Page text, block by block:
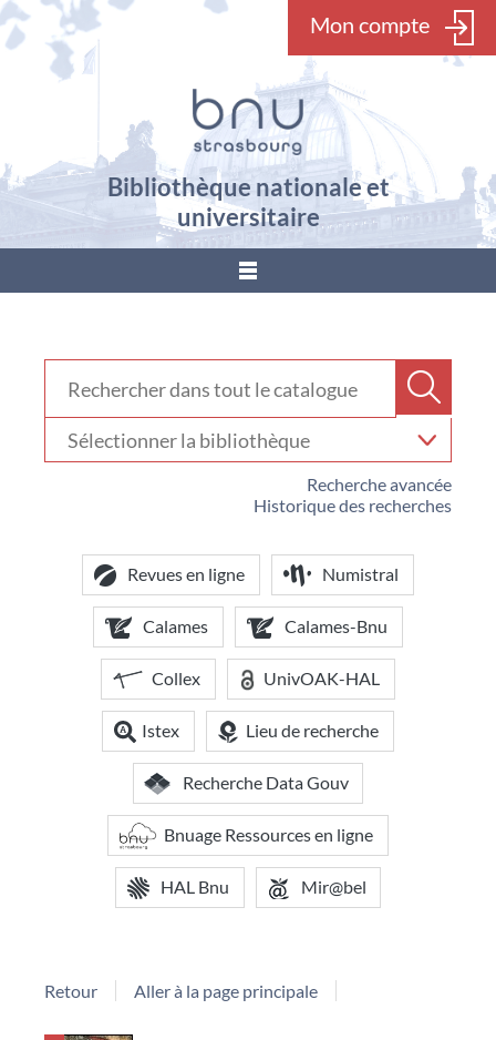
Mon compte
Bibliothèque nationale et
universitaire
???
Recherche avancée
Historique des recherches
votre
bibliothèque
Revues en ligne Numistral
Calames Calames-Bnu
Collex UnivOAK-HAL
Istex Lieu de recherche
Recherche Data Gouv
Bnuage Ressources en ligne
HAL Bnu Mir@bel
Retour Aller à la page principale